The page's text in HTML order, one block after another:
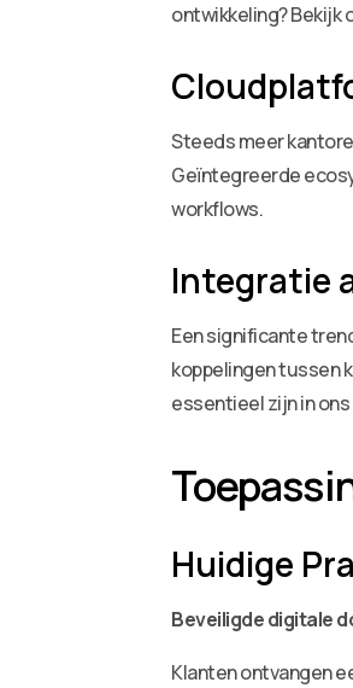
ontwikkeling? Bekijk
Steeds meer
Geïntegreerde
workflows.
Integratie
Een significante
koppelingen tussen
essentieel zijn in
Huidige
Beveiligde digitale
Klanten ontvangen